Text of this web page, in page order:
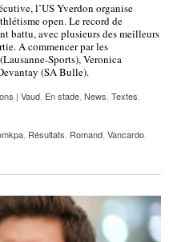
l’US Yverdon organise
open. Le record de
battu, avec plusieurs des meilleurs
A commencer par les
Sports), Veronica
(SA Bulle).
| Vaud En stade News Textes
Résultats Romand Vancardo